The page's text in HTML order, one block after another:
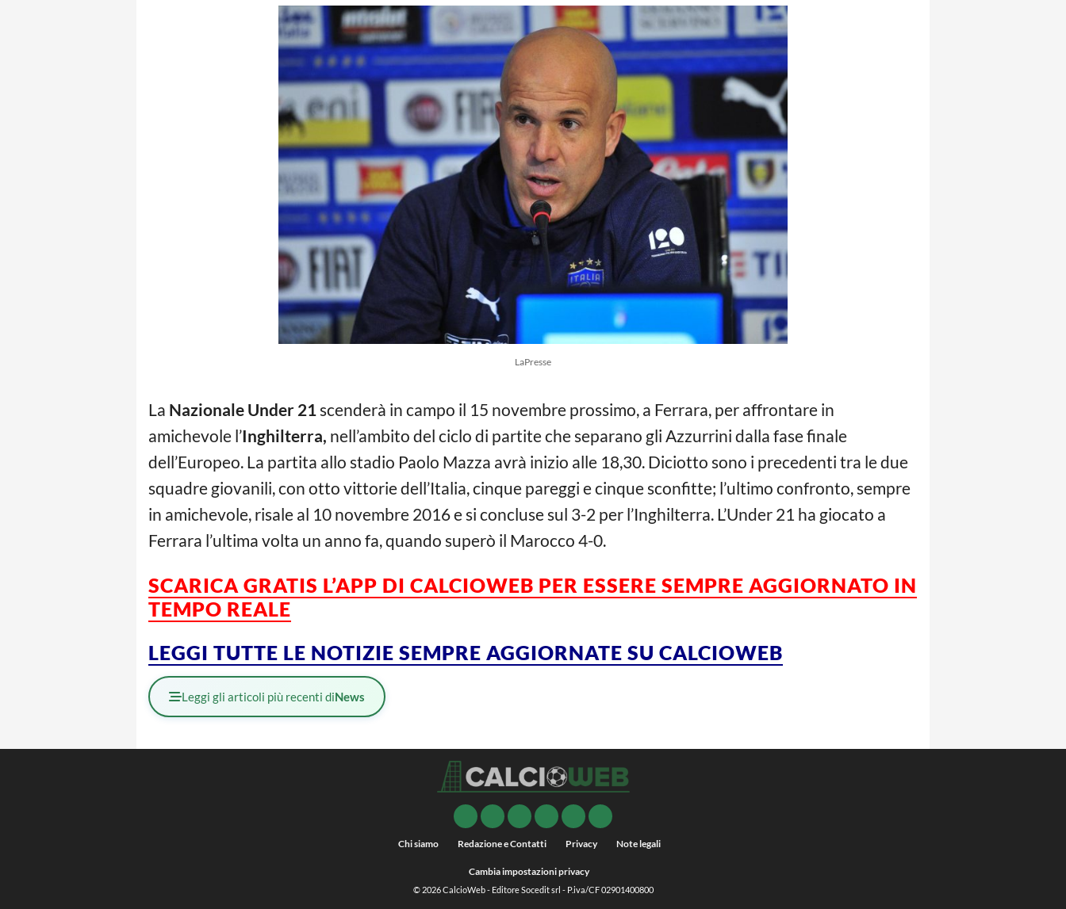
LaPresse
La Nazionale Under 21scenderà in campo il 15 novembre prossimo, a Ferrara, per affrontare in
amichevole l’Inghilterra, nell’ambito del ciclo di partite che separano gli Azzurrini dalla fase finale
dell’Europeo. La partita allo stadio Paolo Mazza avrà inizio alle 18,30. Diciotto sono i precedenti tra le due
squadre giovanili, con otto vittorie dell’Italia, cinque pareggi e cinque sconfitte; l’ultimo confronto, sempre
in amichevole, risale al 10 novembre 2016 e si concluse sul 3-2 per l’Inghilterra. L’Under 21 ha giocato a
Ferrara l’ultima volta un anno fa, quando superò il Marocco 4-0.
SCARICA GRATIS L’APP DI CALCIOWEB PER ESSERE SEMPRE AGGIORNATO IN
TEMPO REALE
LEGGI TUTTE LE NOTIZIE SEMPRE AGGIORNATE SU CALCIOWEB
Leggi gli articoli più recenti diNews
Chi siamo Redazione e Contatti Privacy Note legali
Cambia impostazioni privacy
© 2026CalcioWeb- Editore Socedit srl - P.iva/CF 02901400800